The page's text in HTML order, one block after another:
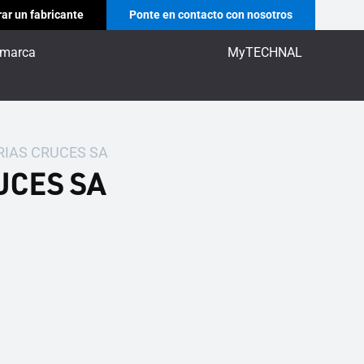
un fabricante Ponte en contacto con nosotros
MyTECHNAL
CRUCES SA
SA